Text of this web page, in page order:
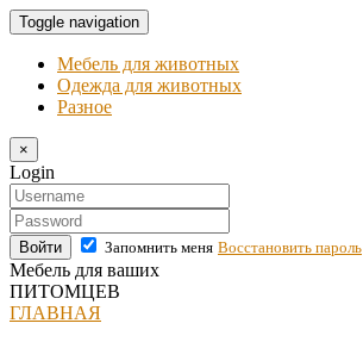
Toggle navigation
Мебель для животных
Одежда для животных
Разное
×
Login
Войти Запомнить меня Восстановить пароль
Мебель для ваших
ПИТОМЦЕВ
ГЛАВНАЯ